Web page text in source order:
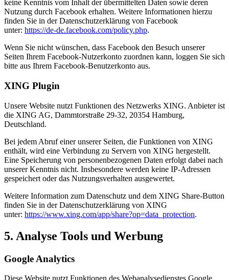
keine Kenntnis vom Inhalt der übermittelten Daten sowie deren
Nutzung durch Facebook erhalten. Weitere Informationen hierzu
finden Sie in der Datenschutzerklärung von Facebook
unter: https://de-de.facebook.com/policy.php.
Wenn Sie nicht wünschen, dass Facebook den Besuch unserer
Seiten Ihrem Facebook-Nutzerkonto zuordnen kann, loggen Sie sich
bitte aus Ihrem Facebook-Benutzerkonto aus.
XING Plugin
Unsere Website nutzt Funktionen des Netzwerks XING. Anbieter ist
die XING AG, Dammtorstraße 29-32, 20354 Hamburg,
Deutschland.
Bei jedem Abruf einer unserer Seiten, die Funktionen von XING
enthält, wird eine Verbindung zu Servern von XING hergestellt.
Eine Speicherung von personenbezogenen Daten erfolgt dabei nach
unserer Kenntnis nicht. Insbesondere werden keine IP-Adressen
gespeichert oder das Nutzungsverhalten ausgewertet.
Weitere Information zum Datenschutz und dem XING Share-Button
finden Sie in der Datenschutzerklärung von XING
unter: https://www.xing.com/app/share?op=data_protection.
5. Analyse Tools und Werbung
Google Analytics